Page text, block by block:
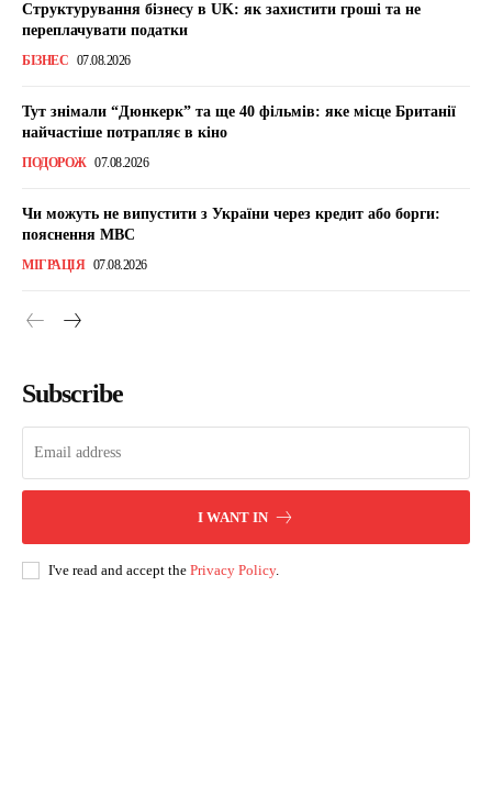
Структурування бізнесу в UK: як захистити гроші та не
переплачувати податки
БІЗНЕС 07.08.2026
Тут знімали “Дюнкерк” та ще 40 фільмів: яке місце Британії
найчастіше потрапляє в кіно
ПОДОРОЖ 07.08.2026
Чи можуть не випустити з України через кредит або борги:
пояснення МВС
МІГРАЦІЯ 07.08.2026
Subscribe
I WANT IN
I've read and accept the Privacy Policy.